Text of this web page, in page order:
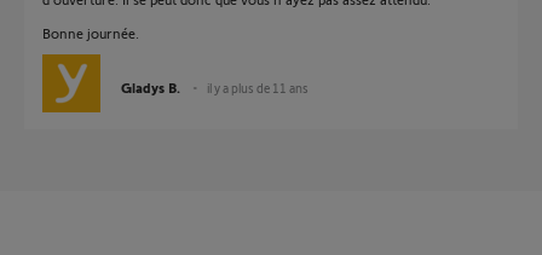
Bonne journée.
Gladys B. il y a plus de 11 ans